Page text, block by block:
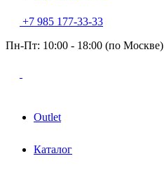
+7 985 177-33-33
Пн-Пт: 10:00 - 18:00 (по Москве)
Outlet
Каталог